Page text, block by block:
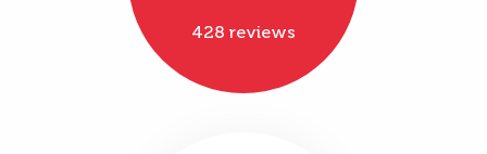
428 reviews